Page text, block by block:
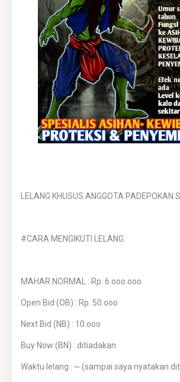
LELANG KHUSUS ANGGOTA PADEPOKAN
#CARA MENGIKUTI LELANG:
MAHAR NORMAL : Rp. 6.ooo.ooo
Open Bid (OB) : Rp. 50.ooo
Next Bid (NB) : 10.ooo
Buy Now (BN) : ditiadakan
Waktu lelang : ~ (sampai saya nyatakan